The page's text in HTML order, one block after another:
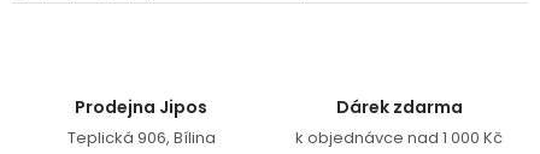
Prodejna Jipos
Teplická 906, Bílina
Dárek zdarma
k objednávce nad 1 000 Kč